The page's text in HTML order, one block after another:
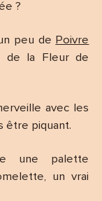
?
peu de Poivre
la Fleur de
avec les
être piquant.
une palette
un vrai